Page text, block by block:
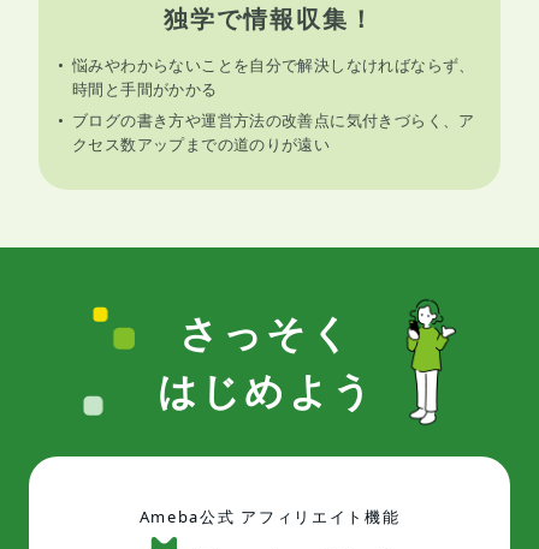
独学で情報収集！
悩みやわからないことを自分で解決しなければならず、
時間と手間がかかる
ブログの書き方や運営方法の改善点に気付きづらく、ア
クセス数アップまでの道のりが遠い
さっそく
はじめよう
Ameba公式 アフィリエイト機能